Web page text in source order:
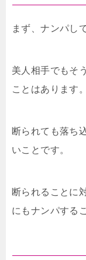
まず、ナンパし
美人相手でもそ
ことはあります。
断られても落ち
いことです。
断られることに
にもナンパする